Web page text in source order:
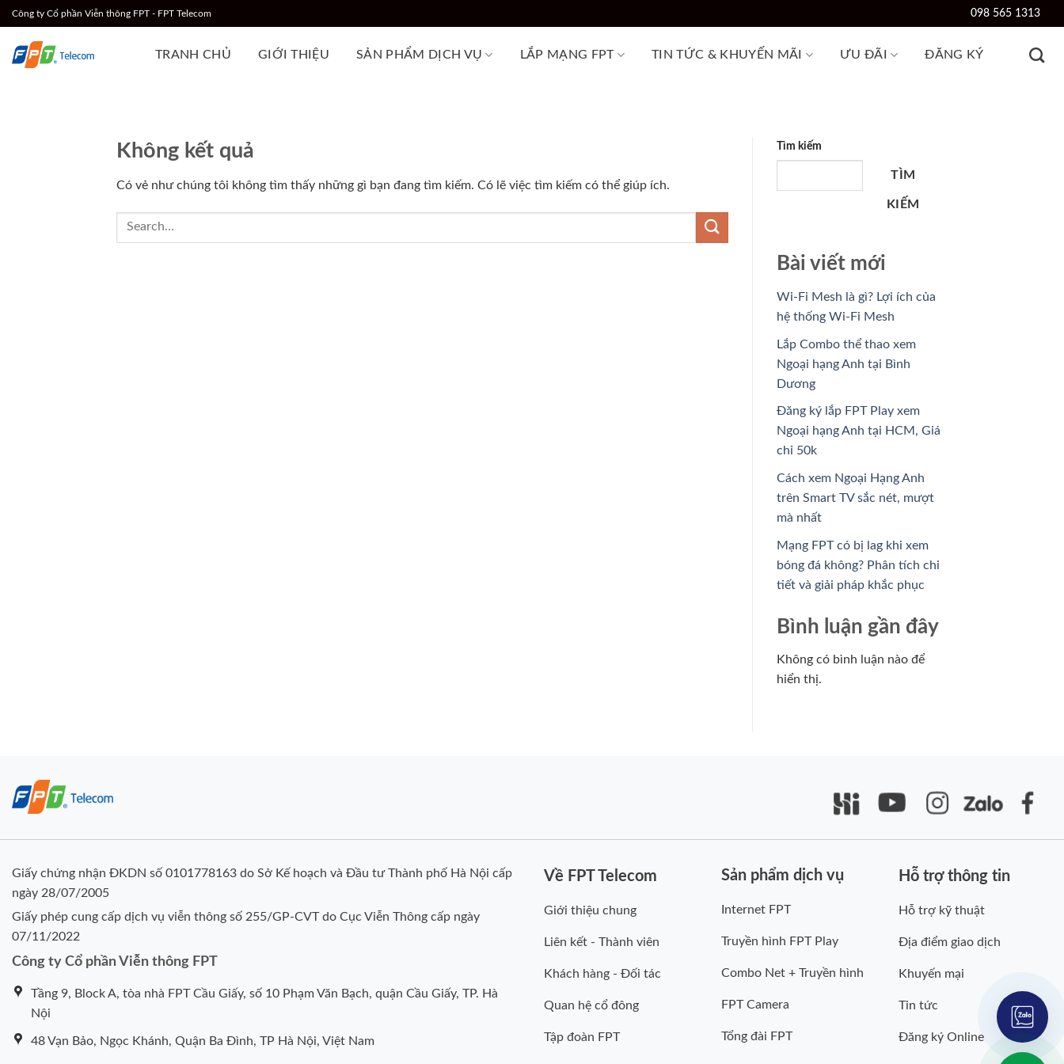
Chuyển
đến
nội
dung
Công ty Cổ phần Viễn thông FPT - FPT Telecom 098 565 1313
TRANH CHỦ GIỚI THIỆU SẢN PHẨM DỊCH VỤ LẮP MẠNG FPT TIN TỨC & KHUYẾN MÃI ƯU ĐÃI ĐĂNG KÝ
Không kết quả
Có vẻ như chúng tôi không tìm thấy những gì bạn đang tìm kiếm. Có lẽ việc tìm kiếm có thể giúp ích.
Tìm kiếm
TÌM
KIẾM
Bài viết mới
Wi-Fi Mesh là gì? Lợi ích của
hệ thống Wi-Fi Mesh
Lắp Combo thể thao xem
Ngoại hạng Anh tại Bình
Dương
Đăng ký lắp FPT Play xem
Ngoại hạng Anh tại HCM, Giá
chỉ 50k
Cách xem Ngoại Hạng Anh
trên Smart TV sắc nét, mượt
mà nhất
Mạng FPT có bị lag khi xem
bóng đá không? Phân tích chi
tiết và giải pháp khắc phục
Bình luận gần đây
Không có bình luận nào để
hiển thị.
Giấy chứng nhận ĐKDN số 0101778163 do Sở Kế hoạch và Đầu tư Thành phố Hà Nội cấp
ngày 28/07/2005
Giấy phép cung cấp dịch vụ viễn thông số 255/GP-CVT do Cục Viễn Thông cấp ngày
07/11/2022
Công ty Cổ phần Viễn thông FPT
Tầng 9, Block A, tòa nhà FPT Cầu Giấy, số 10 Phạm Văn Bạch, quận Cầu Giấy, TP. Hà
Nội
48 Vạn Bảo, Ngọc Khánh, Quận Ba Đình, TP Hà Nội, Việt Nam
Về FPT Telecom
Giới thiệu chung
Liên kết - Thành viên
Khách hàng - Đối tác
Quan hệ cổ đông
Tập đoàn FPT
Sản phẩm dịch vụ
Internet FPT
Truyền hình FPT Play
Combo Net + Truyền hình
FPT Camera
Tổng đài FPT
Hỗ trợ thông tin
Hỗ trợ kỹ thuật
Địa điểm giao dịch
Khuyến mại
Tin tức
Đăng ký Online